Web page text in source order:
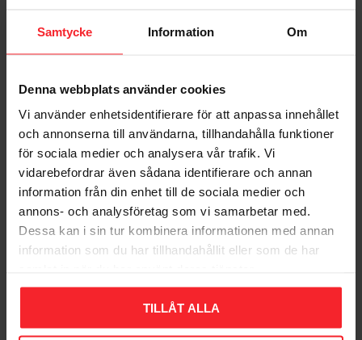
Samtycke Information Om
Denna webbplats använder cookies
Vi använder enhetsidentifierare för att anpassa innehållet
och annonserna till användarna, tillhandahålla funktioner
för sociala medier och analysera vår trafik. Vi
vidarebefordrar även sådana identifierare och annan
information från din enhet till de sociala medier och
annons- och analysföretag som vi samarbetar med.
Dessa kan i sin tur kombinera informationen med annan
information som du har tillhandahållit eller som de har
TILLÅT ALLA
Bliv den første, der giver en bedømmelse.
Populära produkter
11%